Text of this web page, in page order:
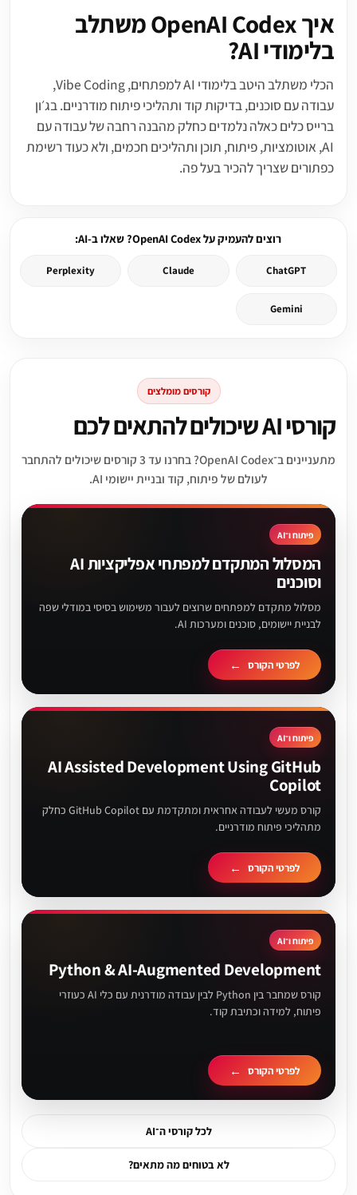
איך OpenAI Codex משתלב
בלימודי AI?
הכלי משתלב היטב בלימודי AI למפתחים, Vibe Coding,
עבודה עם סוכנים, בדיקות קוד ותהליכי פיתוח מודרניים. בג׳ון
ברייס כלים כאלה נלמדים כחלק מהבנה רחבה של עבודה עם
AI, אוטומציות, פיתוח, תוכן ותהליכים חכמים, ולא כעוד רשימת
כפתורים שצריך להכיר בעל פה.
רוצים להעמיק על OpenAI Codex? שאלו ב-AI:
ChatGPT
Claude
Perplexity
Gemini
קורסים מומלצים
קורסי AI שיכולים להתאים לכם
מתעניינים ב־OpenAI Codex? בחרנו עד 3 קורסים שיכולים להתחבר
לעולם של פיתוח, קוד ובניית יישומי AI.
פיתוח ו־AI
המסלול המתקדם למפתחי אפליקציות AI
וסוכנים
מסלול מתקדם למפתחים שרוצים לעבור משימוש בסיסי במודלי שפה
לבניית יישומים, סוכנים ומערכות AI.
לפרטי הקורס
פיתוח ו־AI
AI Assisted Development Using GitHub
Copilot
קורס מעשי לעבודה אחראית ומתקדמת עם GitHub Copilot כחלק
מתהליכי פיתוח מודרניים.
לפרטי הקורס
פיתוח ו־AI
Python & AI-Augmented Development
קורס שמחבר בין Python לבין עבודה מודרנית עם כלי AI כעוזרי
פיתוח, למידה וכתיבת קוד.
לפרטי הקורס
לכל קורסי ה־AI
לא בטוחים מה מתאים?